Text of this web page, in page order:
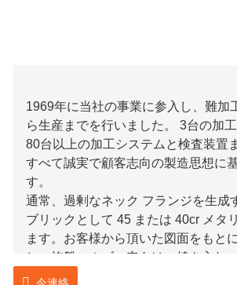
1969年に当社の事業に参入し、難加
ら生産までを行いました。 3台の加
80台以上の加工システムと検査装置
すべて誠実で顧客志向の製造思想に
す。
通常、過剰なネック フランジを生成
ブリックとして 45 または 40cr メタ
ます。お客様から頂いた図面をもと
し、旋盤、ホブ、穴あけ、焼き入れ
戻し、検査、梱包の一連の工程を経